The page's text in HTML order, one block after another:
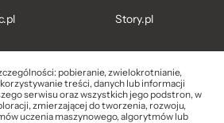
Story.pl
pobieranie, zwielokrotnianie,
treści, danych lub informacji
serwisu oraz wszystkich jego podstron, w
zmierzającej do tworzenia, rozwoju,
uczenia maszynowego, algorytmów lub